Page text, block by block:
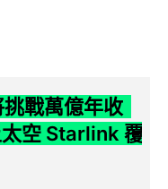
戰萬億年收
空 Starlink 覆